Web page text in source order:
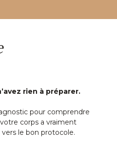
rien à préparer.
pour comprendre
corps a vraiment
le bon protocole.